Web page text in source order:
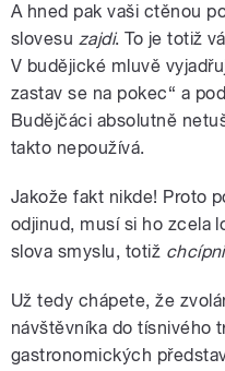
A hned pak vaši ctěnou
slovesu zajdi. To je totiž
V budějické mluvě
zastav se na pokec“ a
Budějčáci absolutně
takto nepoužívá.
Jakože fakt nikde! Proto
odjinud, musí si ho zcela
slova smyslu, totiž
Už tedy chápete, že
návštěvníka do tísnivého
gastronomických